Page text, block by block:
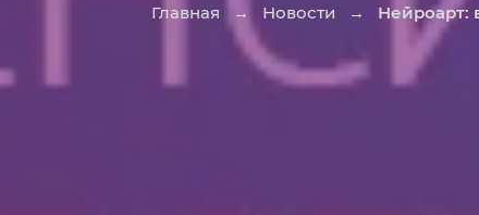
Главная → Новости → Нейроарт: